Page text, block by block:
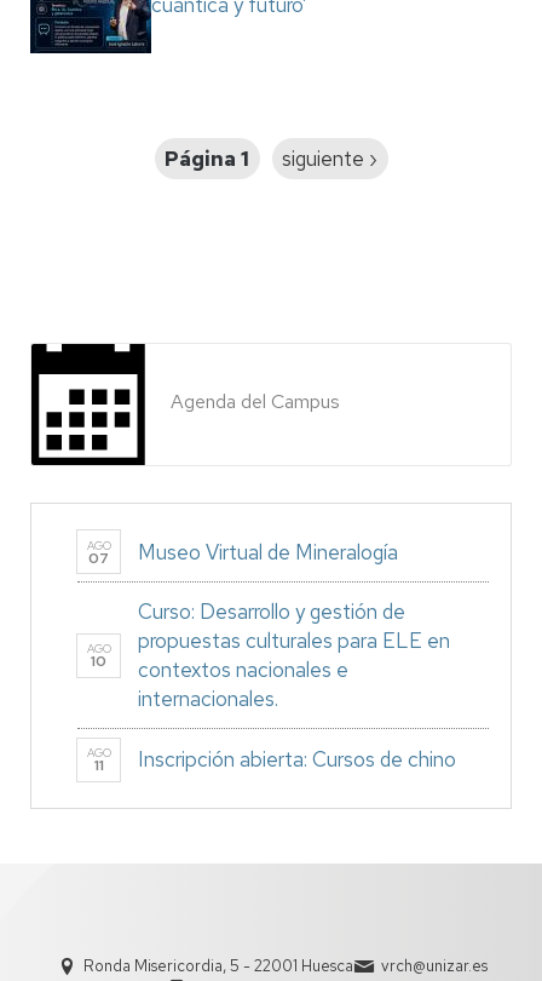
Página 1
Siguiente
siguiente ›
Agenda del Campus
AGO
07 Museo Virtual de Mineralogía
AGO
10
Curso: Desarrollo y gestión de
propuestas culturales para ELE en
contextos nacionales e
internacionales.
AGO
11 Inscripción abierta: Cursos de chino
Ronda Misericordia, 5 - 22001 Huesca
vrch@unizar.es